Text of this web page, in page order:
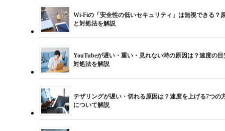
Wi-Fiの「安全性の低いセキュリティ」は無視できる？
と対処法を解説
YouTubeが遅い・重い・見れない時の原因は？速度の目
対処法を解説
テザリングが遅い・切れる原因は？速度を上げる7つの
について解説